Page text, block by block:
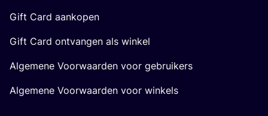
Gift Card aankopen
Gift Card ontvangen als winkel
Algemene Voorwaarden voor gebruikers
Algemene Voorwaarden voor winkels